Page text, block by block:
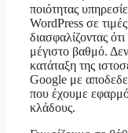
ποιότητας
WordPress σε τιμές
διασφαλίζοντας
μέγιστο βαθμό.
κατάταξη της
Google με
που έχουμε
κλάδους.